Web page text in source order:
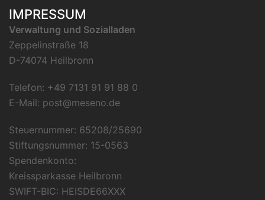
IMPRESSUM
Verwaltung und Sozialladen
Zeppelinstraße 18
D-74074 Heilbronn
Telefon: +49 7131 91 91 88 0
E-Mail: post@meseno.de
Steuernummer: 65208/25690
Stiftungsnummer: 15-0563
Spendenkonto:
Kreissparkasse Heilbronn
SWIFT-BIC: HEISDE66XXX